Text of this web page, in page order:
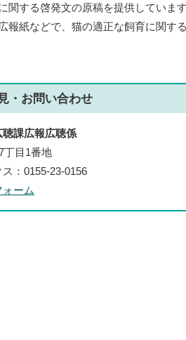
関する啓発文の原稿を提供しています
紙などで、猫の適正な飼育に関す
・お問い合わせ
課広報広聴係
目1番地
：0155-23-0156
ーム